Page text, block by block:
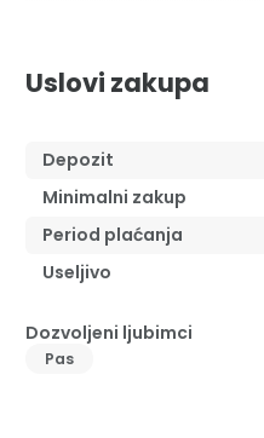
Uslovi zakupa
Depozit
Minimalni zakup
Period plaćanja
Useljivo
Dozvoljeni ljubimci
Pas